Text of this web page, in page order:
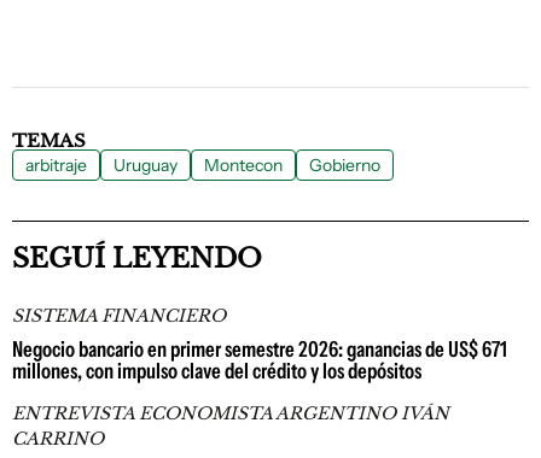
TEMAS
arbitraje Uruguay Montecon Gobierno
SEGUÍ LEYENDO
SISTEMA FINANCIERO
Negocio bancario en primer semestre 2026: ganancias de US$ 671
millones, con impulso clave del crédito y los depósitos
ENTREVISTA ECONOMISTA ARGENTINO IVÁN
CARRINO